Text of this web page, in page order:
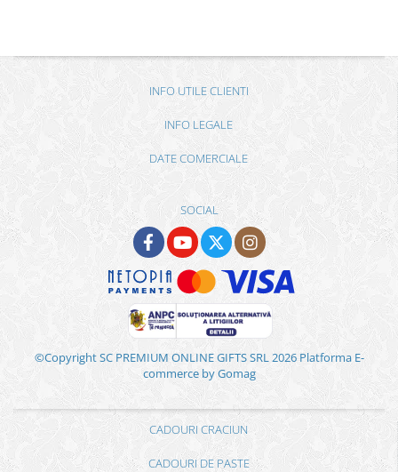
INFO UTILE CLIENTI
INFO LEGALE
DATE COMERCIALE
SOCIAL
©Copyright SC PREMIUM ONLINE GIFTS SRL 2026 Platforma E-
commerce by Gomag
CADOURI CRACIUN
CADOURI DE PASTE